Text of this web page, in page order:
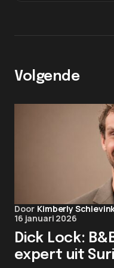
Volgende
Door Kimberly
16 januari 2026
Dick Lock:
expert uit